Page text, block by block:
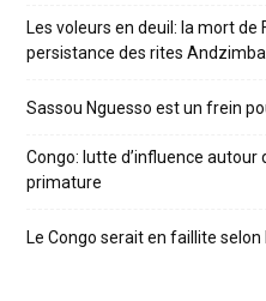
Les voleurs en deuil: la mort de
persistance des rites
Sassou Nguesso est un frein
Congo: lutte d’influence
primature
Le Congo serait en faillite selon